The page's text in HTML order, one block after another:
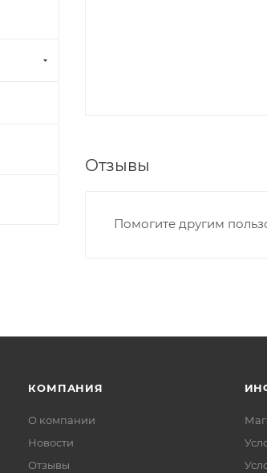
Отзывы
Помогите другим
КОМПАНИЯ
О компании
Новости
Отзывы